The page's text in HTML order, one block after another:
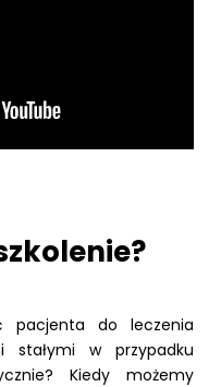
pacjenta do leczenia
stałymi w przypadku
Kiedy możemy